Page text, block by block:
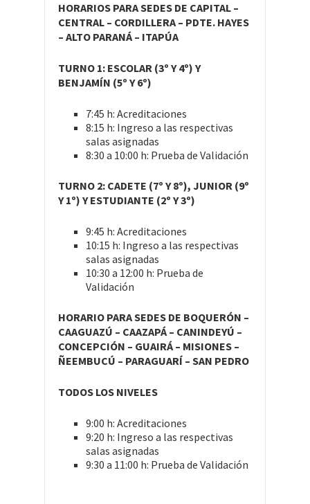
HORARIOS PARA SEDES DE CAPITAL –
CENTRAL – CORDILLERA – PDTE. HAYES
– ALTO PARANÁ – ITAPÚA
TURNO 1: ESCOLAR (3º Y 4º) Y
BENJAMÍN (5º Y 6º)
7:45 h: Acreditaciones
8:15 h: Ingreso a las respectivas
salas asignadas
8:30 a 10:00 h: Prueba de Validación
TURNO 2: CADETE (7º Y 8º), JUNIOR (9º
Y 1º) Y ESTUDIANTE (2º Y 3º)
9:45 h: Acreditaciones
10:15 h: Ingreso a las respectivas
salas asignadas
10:30 a 12:00 h: Prueba de
Validación
HORARIO PARA SEDES DE BOQUERÓN –
CAAGUAZÚ – CAAZAPÁ – CANINDEYÚ –
CONCEPCIÓN – GUAIRÁ – MISIONES –
ÑEEMBUCÚ – PARAGUARÍ – SAN PEDRO
TODOS LOS NIVELES
9:00 h: Acreditaciones
9:20 h: Ingreso a las respectivas
salas asignadas
9:30 a 11:00 h: Prueba de Validación